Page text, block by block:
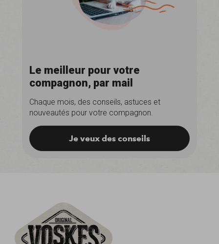
Le meilleur pour votre
compagnon, par mail
Chaque mois, des conseils, astuces et
nouveautés pour votre compagnon.
Je veux des conseils